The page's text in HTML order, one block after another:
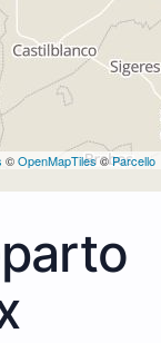
©OpenMapTiles©Parcello